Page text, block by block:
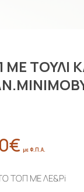
ΤΟΥΛΙ
€
48,93€
με Φ.Π.Α.
ΤΟΠ ΜΕ ΛΕ&Pi